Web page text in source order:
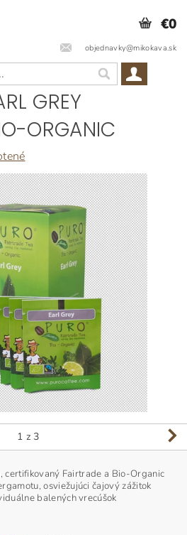
objednavky@mikokava.sk
€0
GREY
ORGANIC
1 z 3
certifikovaný Fairtrade a Bio-Organic
osviežujúci čajový zážitok
balených vrecúšok